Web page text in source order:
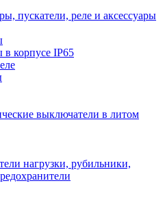
пускатели, реле и аксессуары
в корпусе IP65
выключатели в литом
нагрузки, рубильники,